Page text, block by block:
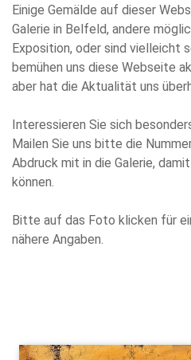
Einige Gemälde auf dieser
Galerie in Belfeld, andere
Exposition, oder sind vielleicht
bemühen uns diese Webseite
aber hat die Aktualität uns
Interessieren Sie sich
Mailen Sie uns bitte die
Abdruck mit in die Galerie,
können.
Bitte auf das Foto klicken für
nähere Angaben.